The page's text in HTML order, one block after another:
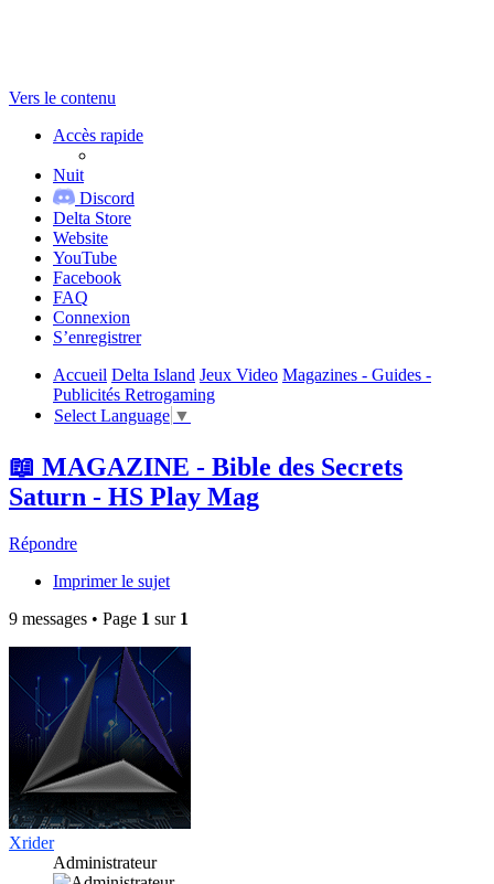
Vers le contenu
Accès rapide
Nuit
Discord
Delta Store
Website
YouTube
Facebook
FAQ
Connexion
S’enregistrer
Accueil Delta Island Jeux Video Magazines - Guides -
Publicités Retrogaming
Select Language ▼
📖 MAGAZINE - Bible des Secrets
Saturn - HS Play Mag
Répondre
Imprimer le sujet
9 messages • Page 1 sur 1
Xrider
Administrateur